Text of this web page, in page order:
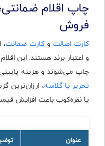
چاپ اقلام
فروش
کارت اصالتوکارت ضمانت،
و اعتبار برند هستند. این
چاپ می‌شوند و هزینه پایینی
تحریر یا گلاسه، ارزان‌ترین
یا نقره‌کوب باعث افزایش
عنوان